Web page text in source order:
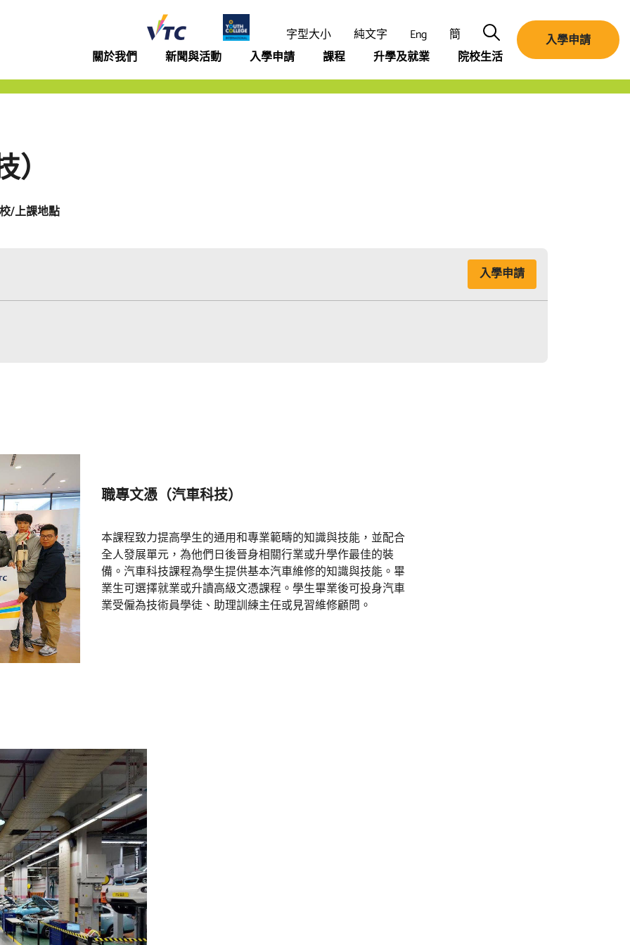
字型大小 純文字 Eng 簡
搜尋
關於我們
新聞與活動 入學申請 課程 升學及就業 院校生活
入學申請
/上課地點
入學申請
職專文憑（汽車科技）
本課程致力提高學生的通用和專業範疇的知識與技能，並配合
全人發展單元，為他們日後晉身相關行業或升學作最佳的裝
備。汽車科技課程為學生提供基本汽車維修的知識與技能。畢
業生可選擇就業或升讀高級文憑課程。學生畢業後可投身汽車
業受僱為技術員學徒、助理訓練主任或見習維修顧問。